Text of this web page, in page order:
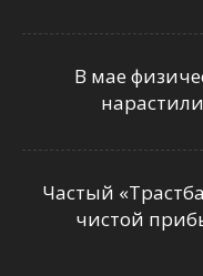
В мае
Частый
чистой